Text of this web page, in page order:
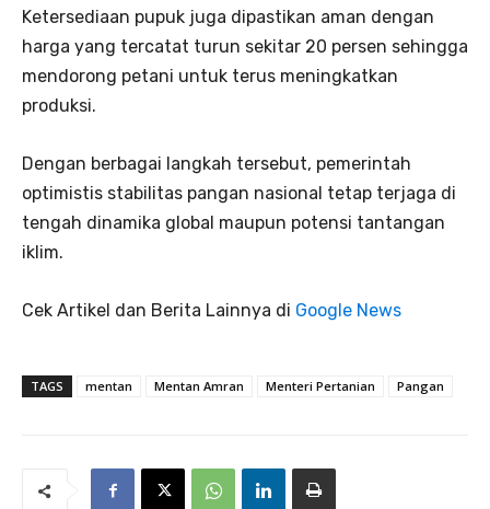
Ketersediaan pupuk juga dipastikan aman dengan
harga yang tercatat turun sekitar 20 persen sehingga
mendorong petani untuk terus meningkatkan
produksi.
Dengan berbagai langkah tersebut, pemerintah
optimistis stabilitas pangan nasional tetap terjaga di
tengah dinamika global maupun potensi tantangan
iklim.
Cek Artikel dan Berita Lainnya di Google News
TAGS mentan Mentan Amran Menteri Pertanian Pangan